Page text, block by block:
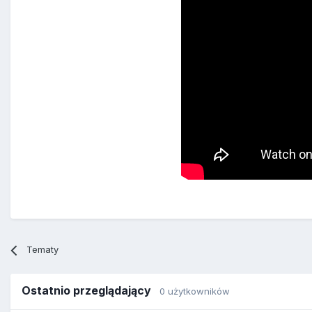
Tematy
Ostatnio przeglądający 0 użytkowników